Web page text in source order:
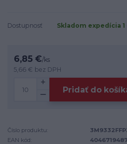
Dostupnosť Skladom expedícia 1
6,85 €/ks
5,66 € bez DPH
Pridať do
Číslo produktu:
EAN kód: